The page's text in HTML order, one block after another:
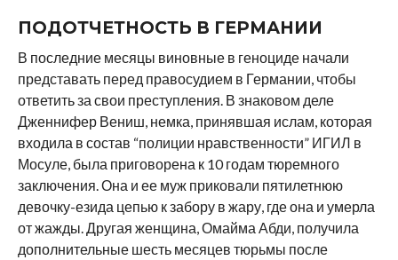
ПОДОТЧЕТНОСТЬ В ГЕРМАНИИ
В последние месяцы виновные в геноциде начали
представать перед правосудием в Германии, чтобы
ответить за свои преступления. В знаковом деле
Дженнифер Вениш, немка, принявшая ислам, которая
входила в состав “полиции нравственности” ИГИЛ в
Мосуле, была приговорена к 10 годам тюремного
заключения. Она и ее муж приковали пятилетнюю
девочку-езида цепью к забору в жару, где она и умерла
от жажды. Другая женщина, Омайма Абди, получила
дополнительные шесть месяцев тюрьмы после